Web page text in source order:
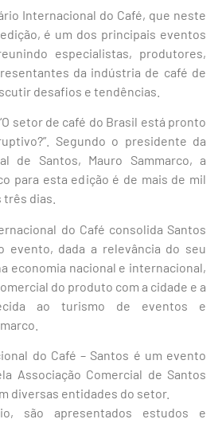
Internacional do Café, que neste
é um dos principais eventos
especialistas, produtores,
da indústria de café de
desafios e tendências.
setor de café do Brasil está pronto
Segundo o presidente da
de Santos, Mauro Sammarco, a
para esta edição é de mais de mil
dias.
do Café consolida Santos
evento, dada a relevância do seu
economia nacional e internacional,
do produto com a cidade e a
ao turismo de eventos e
do Café – Santos é um evento
Associação Comercial de Santos
diversas entidades do setor.
são apresentados estudos e